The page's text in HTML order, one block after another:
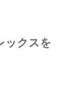
ックスを